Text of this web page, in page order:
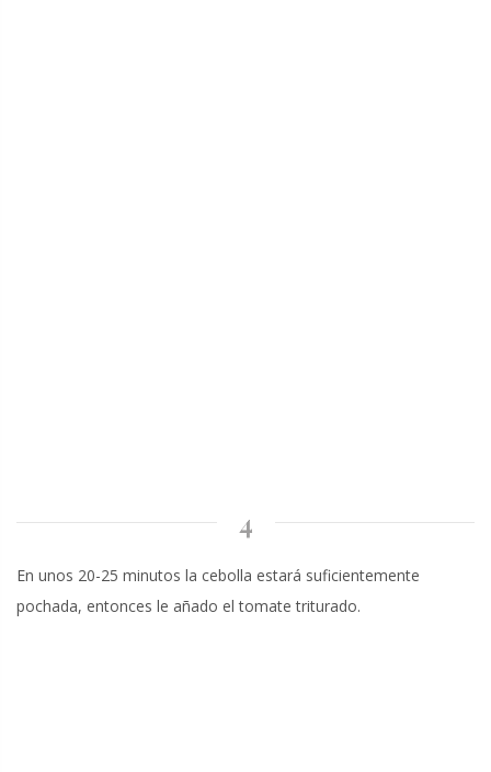
4
En unos 20-25 minutos la cebolla estará suficientemente
pochada, entonces le añado el tomate triturado.